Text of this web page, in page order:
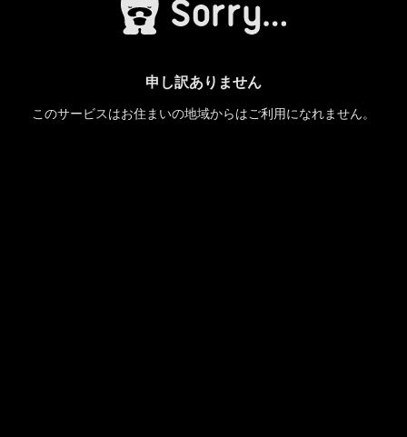
申し訳ありません
このサービスはお住まいの地域からはご利用になれません。